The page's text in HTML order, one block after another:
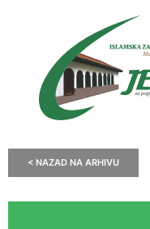
< NAZAD NA ARHIVU